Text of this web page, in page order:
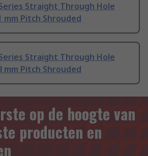
Series Straight Through Hole
mm Pitch Shrouded
Series Straight Through Hole
mm Pitch Shrouded
op de hoogte van
producten en